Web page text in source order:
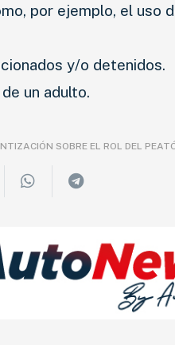
por ejemplo, el uso
y/o detenidos.
un adulto.
SOBRE EL ROL DEL